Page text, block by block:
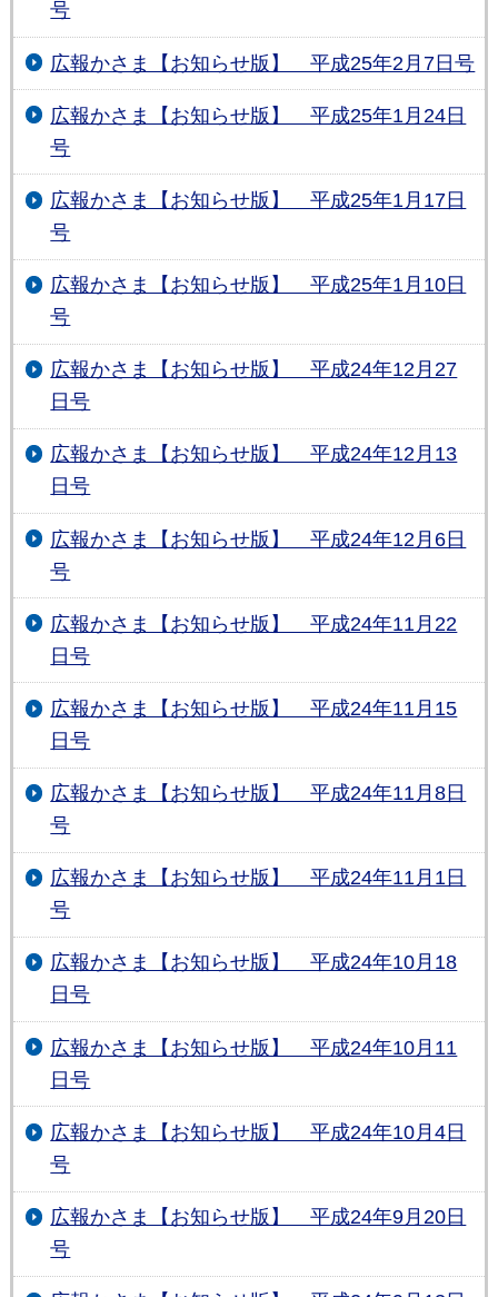
号
広報かさま【お知らせ版】 平成25年2月7日号
広報かさま【お知らせ版】 平成25年1月24日
号
広報かさま【お知らせ版】 平成25年1月17日
号
広報かさま【お知らせ版】 平成25年1月10日
号
広報かさま【お知らせ版】 平成24年12月27
日号
広報かさま【お知らせ版】 平成24年12月13
日号
広報かさま【お知らせ版】 平成24年12月6日
号
広報かさま【お知らせ版】 平成24年11月22
日号
広報かさま【お知らせ版】 平成24年11月15
日号
広報かさま【お知らせ版】 平成24年11月8日
号
広報かさま【お知らせ版】 平成24年11月1日
号
広報かさま【お知らせ版】 平成24年10月18
日号
広報かさま【お知らせ版】 平成24年10月11
日号
広報かさま【お知らせ版】 平成24年10月4日
号
広報かさま【お知らせ版】 平成24年9月20日
号